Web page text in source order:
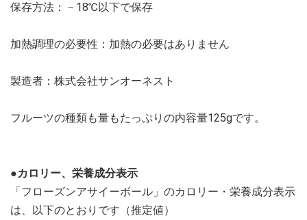
保存方法：－18℃以下で保存
加熱調理の必要性：加熱の必要はありません
製造者：株式会社サンオーネスト
フルーツの種類も量もたっぷりの内容量125gです。
●カロリー、栄養成分表示
「フローズンアサイーボール」のカロリー・栄養成分表示
は、以下のとおりです（推定値）